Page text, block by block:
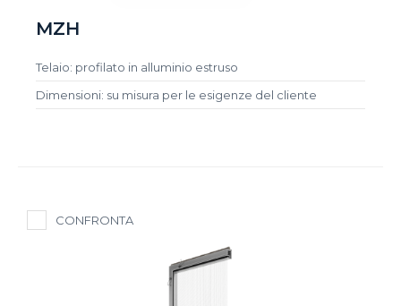
MZH
Telaio: profilato in alluminio estruso
Dimensioni: su misura per le esigenze del cliente
CONFRONTA